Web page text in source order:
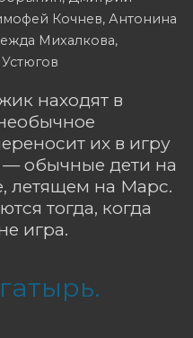
Кочнев, Антонина
Михалкова,
находят в
их в игру
обычные дети на
летящем на Марс.
тогда, когда
игра.